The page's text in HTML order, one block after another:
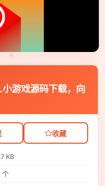
游戏源码下载，向
收藏
KB
个